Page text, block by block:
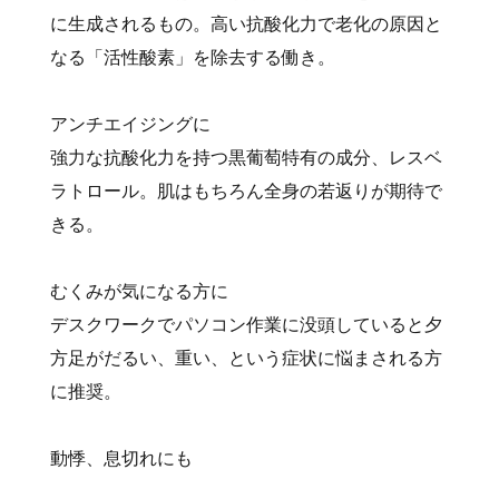
に生成されるもの。高い抗酸化力で老化の原因と
なる「活性酸素」を除去する働き。
アンチエイジングに
強力な抗酸化力を持つ黒葡萄特有の成分、レスベ
ラトロール。肌はもちろん全身の若返りが期待で
きる。
むくみが気になる方に
デスクワークでパソコン作業に没頭していると夕
方足がだるい、重い、という症状に悩まされる方
に推奨。
動悸、息切れにも